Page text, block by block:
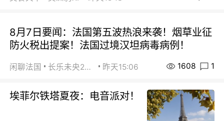
8月7日要闻：法国第五波热浪来袭！烟草业征
防火税出提案！法国过境汉坦病毒病例！
闲聊法国 长乐未央2015 昨天15:06 1608 1
埃菲尔铁塔夏夜：电音派对！